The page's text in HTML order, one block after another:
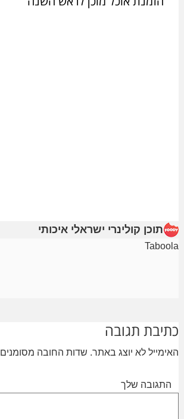
תוכן קולינרי ישראלי איכותי
Taboola
כתיבת תגובה
האימייל לא יוצג באתר. שדות החובה מסומנים
התגובה שלך